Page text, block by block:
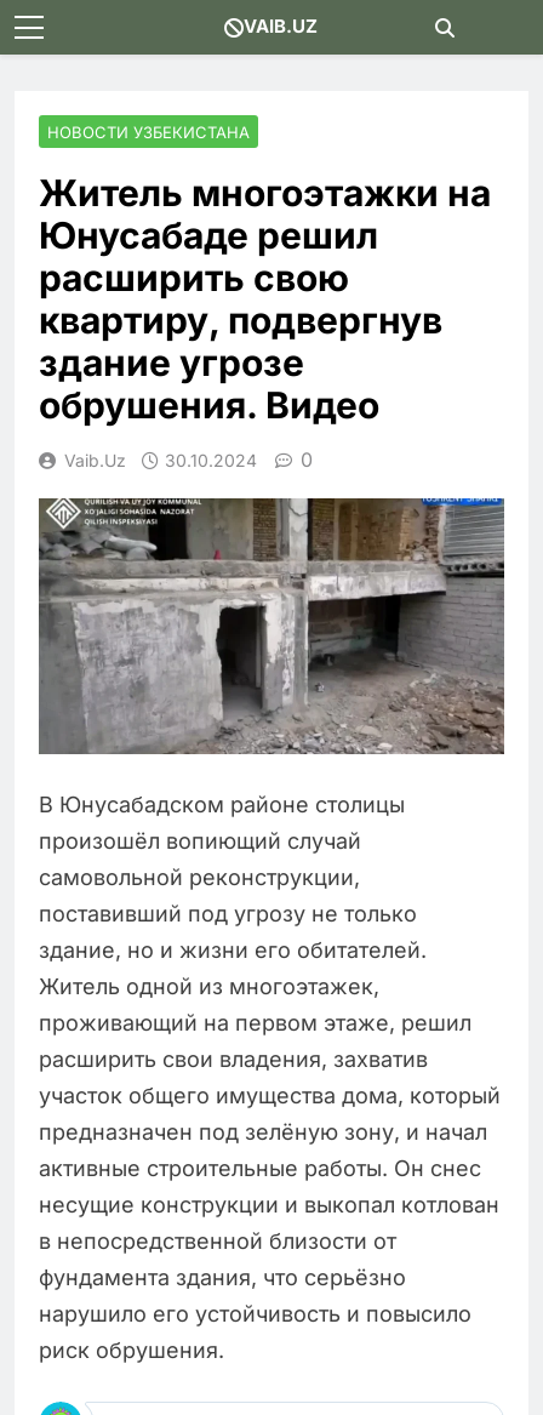
Skip
to
VAIB.UZ
НОВОСТИ УЗБЕКИСТАНА
Житель многоэтажки на
Юнусабаде решил
расширить свою
квартиру, подвергнув
здание угрозе
обрушения. Видео
Vaib.uz 30.10.2024 0
В Юнусабадском районе столицы
произошёл вопиющий случай
самовольной реконструкции,
поставивший под угрозу не только
здание, но и жизни его обитателей.
Житель одной из многоэтажек,
проживающий на первом этаже, решил
расширить свои владения, захватив
участок общего имущества дома, который
предназначен под зелёную зону, и начал
активные строительные работы. Он снес
несущие конструкции и выкопал котлован
в непосредственной близости от
фундамента здания, что серьёзно
нарушило его устойчивость и повысило
риск обрушения.